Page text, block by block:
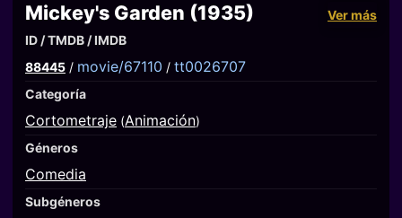
Mickey's Garden (1935)
Ver más
ID / TMDB / IMDB
88445 / movie/67110 / tt0026707
Categoría
Cortometraje (Animación)
Géneros
Comedia
Subgéneros